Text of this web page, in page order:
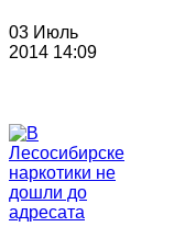
03 Июль
2014 14:09